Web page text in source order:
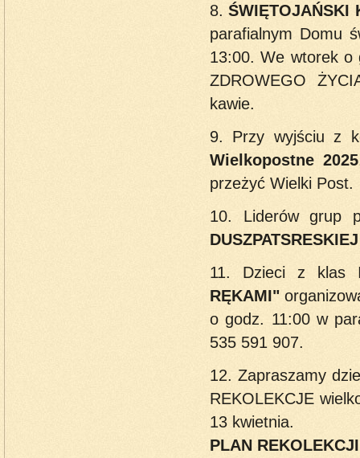
8.ŚWIĘTOJAŃSKI
parafialnym Domu
13:00. We wtorek o
ZDROWEGO
kawie.
9. Przy wyjściu z
Wielkopostne 2025
przeżyć Wielki Post.
10. Liderów grup
DUSZPATSRESKIEJ
11. Dzieci z klas
RĘKAMI"
o godz. 11:00 w
535 591 907.
12. Zapraszamy
REKOLEKCJE
13 kwietnia.
PLAN